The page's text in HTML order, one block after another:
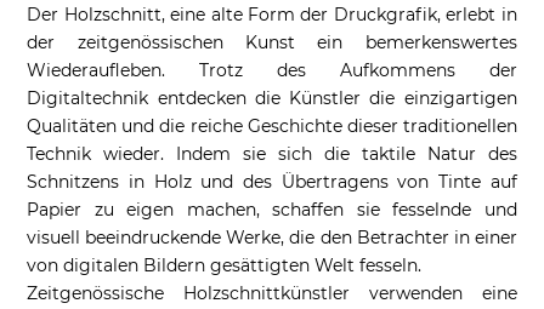
Der Holzschnitt, eine alte Form der Druckgrafik, erlebt in
der zeitgenössischen Kunst ein bemerkenswertes
Wiederaufleben. Trotz des Aufkommens der
Digitaltechnik entdecken die Künstler die einzigartigen
Qualitäten und die reiche Geschichte dieser traditionellen
Technik wieder. Indem sie sich die taktile Natur des
Schnitzens in Holz und des Übertragens von Tinte auf
Papier zu eigen machen, schaffen sie fesselnde und
visuell beeindruckende Werke, die den Betrachter in einer
von digitalen Bildern gesättigten Welt fesseln.
Zeitgenössische Holzschnittkünstler verwenden eine